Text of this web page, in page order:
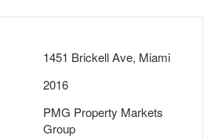
1451 Brickell Ave, Miami
2016
PMG Property Markets
Group